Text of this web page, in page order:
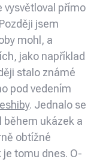
vysvětloval přímo
jsem
mohl, a
jako například
stalo známé
pod vedením
. Jednalo se
během ukázek a
obtížné
tomu dnes. O-